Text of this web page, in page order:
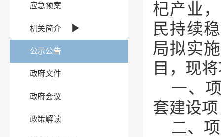
应急预案
机关简介 ▶
公示公告
政府文件
政府会议
政策解读
杞产业
民持续
局拟实
目，现
一、
套建设
二、